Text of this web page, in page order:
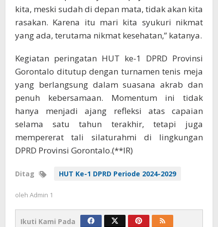
kita, meski sudah di depan mata, tidak akan kita
rasakan. Karena itu mari kita syukuri nikmat
yang ada, terutama nikmat kesehatan,” katanya.
Kegiatan peringatan HUT ke-1 DPRD Provinsi
Gorontalo ditutup dengan turnamen tenis meja
yang berlangsung dalam suasana akrab dan
penuh kebersamaan. Momentum ini tidak
hanya menjadi ajang refleksi atas capaian
selama satu tahun terakhir, tetapi juga
mempererat tali silaturahmi di lingkungan
DPRD Provinsi Gorontalo.(**IR)
Ditag HUT Ke-1 DPRD Periode 2024-2029
oleh Admin 1
Ikuti Kami Pada